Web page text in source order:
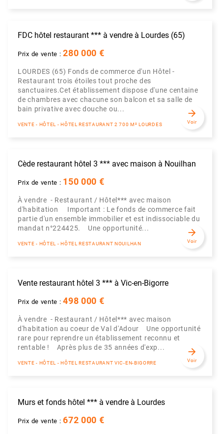
FDC hôtel restaurant *** à vendre à Lourdes (65)
Prix de vente :280 000 €
LOURDES (65) Fonds de commerce d'un Hôtel -
Restaurant trois étoiles tout proche des
sanctuaires.Cet établissement dispose d'une centaine
de chambres avec chacune son balcon et sa salle de
bain privative avec douche ou...
VENTE - HÔTEL - HÔTEL RESTAURANT 2 700 M² LOURDES
arrow_forward
Voir
Cède restaurant hôtel 3 *** avec maison à Nouilhan
Prix de vente : 150 000 €
À vendre - Restaurant / Hôtel*** avec maison
d'habitation ️ Important : Le fonds de commerce fait
partie d'un ensemble immobilier et est indissociable du
mandat n°224425. Une opportunité...
VENTE - HÔTEL - HÔTEL RESTAURANT NOUILHAN
arrow_forward
Voir
Vente restaurant hôtel 3 *** à Vic-en-Bigorre
Prix de vente :498 000 €
À vendre - Restaurant / Hôtel*** avec maison
d'habitation au coeur de Val d'Adour Une opportunité
rare pour reprendre un établissement reconnu et
rentable ! Après plus de 35 années d'exp...
VENTE - HÔTEL - HÔTEL RESTAURANT VIC-EN-BIGORRE
arrow_forward
Voir
Murs et fonds hôtel *** à vendre à Lourdes
Prix de vente :672 000 €